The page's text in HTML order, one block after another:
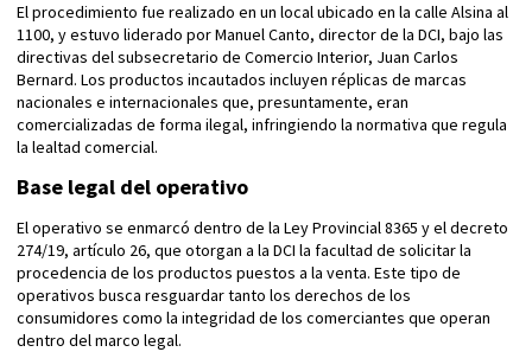
El procedimiento fue realizado en un local ubicado en la calle Alsina al
1100, y estuvo liderado por Manuel Canto, director de la DCI, bajo las
directivas del subsecretario de Comercio Interior, Juan Carlos
Bernard. Los productos incautados incluyen réplicas de marcas
nacionales e internacionales que, presuntamente, eran
comercializadas de forma ilegal, infringiendo la normativa que regula
la lealtad comercial.
Base legal del operativo
El operativo se enmarcó dentro de la Ley Provincial 8365 y el decreto
274/19, artículo 26, que otorgan a la DCI la facultad de solicitar la
procedencia de los productos puestos a la venta. Este tipo de
operativos busca resguardar tanto los derechos de los
consumidores como la integridad de los comerciantes que operan
dentro del marco legal.